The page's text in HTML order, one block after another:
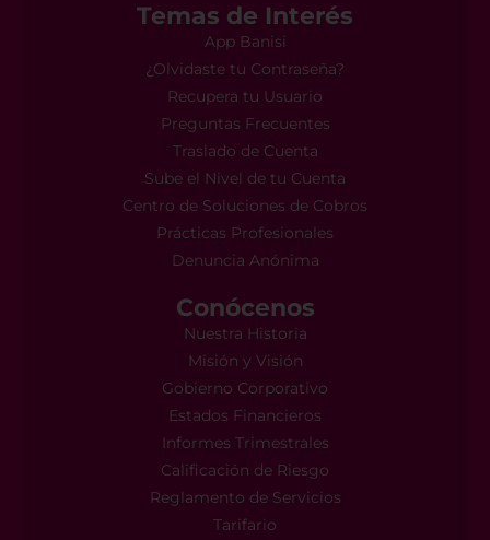
Temas de Interés
App Banisi
¿Olvidaste tu Contraseña?
Recupera tu Usuario
Preguntas Frecuentes
Traslado de Cuenta
Sube el Nivel de tu Cuenta
Centro de Soluciones de Cobros
Prácticas Profesionales
Denuncia Anónima
Conócenos
Nuestra Historia
Misión y Visión
Gobierno Corporativo
Estados Financieros
Informes Trimestrales
Calificación de Riesgo
Reglamento de Servicios
Tarifario